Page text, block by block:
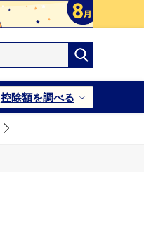
控除額を調べる